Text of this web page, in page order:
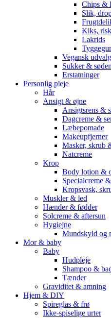
Chips &
Slik,
Kiks,
Lakrids
Vegansk udvalg
Sukker &
Erstatninger
Personlig pleje
Hår
Ansigt & øjne
Ansigtsrens &
Dagcreme &
Læbepomade
Makeupfjerner
Masker, skrub
Natcreme
Krop
Body lotion &
Specialcreme
Kropsvask,
Muskler & led
Hænder & fødder
Solcreme & aftersun
Hygiejne
Mundskyld og
Mor & baby
Baby
Hudpleje
Shampoo &
Tænder
Graviditet & amning
Hjem & DIY
Spireglas & frø
Ikke-spiselige urter